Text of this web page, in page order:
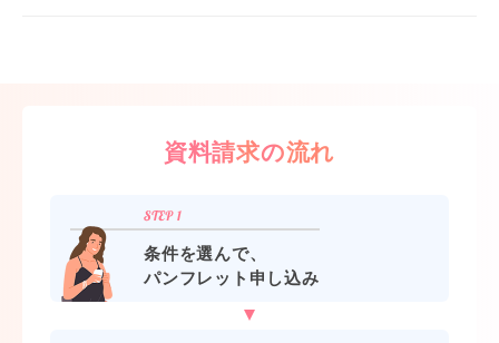
資料請求の流れ
条件を選んで、
パンフレット申し込み